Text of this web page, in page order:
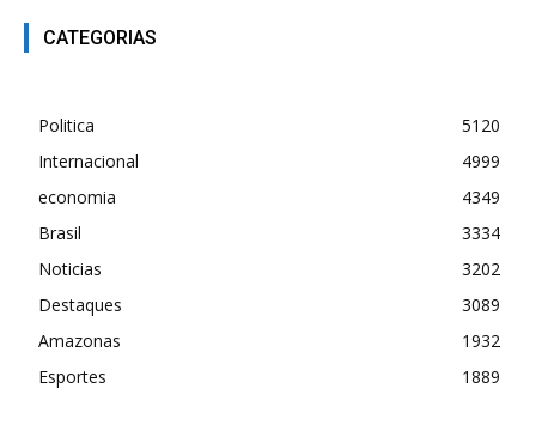
CATEGORIAS
Politica
5120
Internacional
4999
economia
4349
Brasil
3334
Noticias
3202
Destaques
3089
Amazonas
1932
Esportes
1889